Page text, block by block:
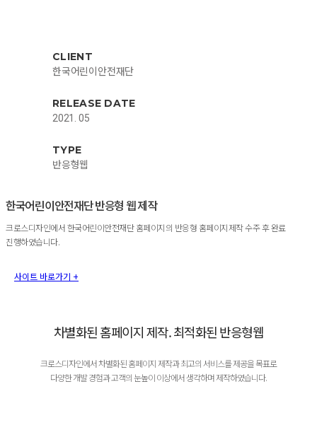
CLIENT
한국어린이안전재단
RELEASE DATE
2021. 05
TYPE
반응형웹
한국어린이안전재단 반응형 웹 제작
크로스디자인에서 한국어린이안전재단 홈페이지의 반응형 홈페이지제작 수주 후 완료
진행하였습니다.
사이트 바로가기 +
차별화된 홈페이지 제작. 최적화된 반응형웹
크로스디자인에서 차별화된 홈페이지 제작과 최고의 서비스를 제공을 목표로
다양한 개발 경험과 고객의 눈높이 이상에서 생각하며 제작하였습니다.